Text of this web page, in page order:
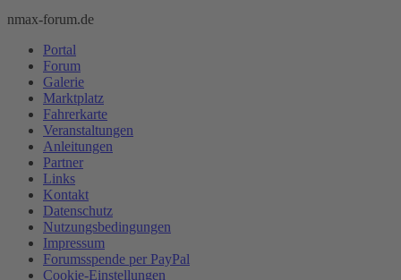
nmax-forum.de
Portal
Forum
Galerie
Marktplatz
Fahrerkarte
Veranstaltungen
Anleitungen
Partner
Links
Kontakt
Datenschutz
Nutzungsbedingungen
Impressum
Forumsspende per PayPal
Cookie-Einstellungen